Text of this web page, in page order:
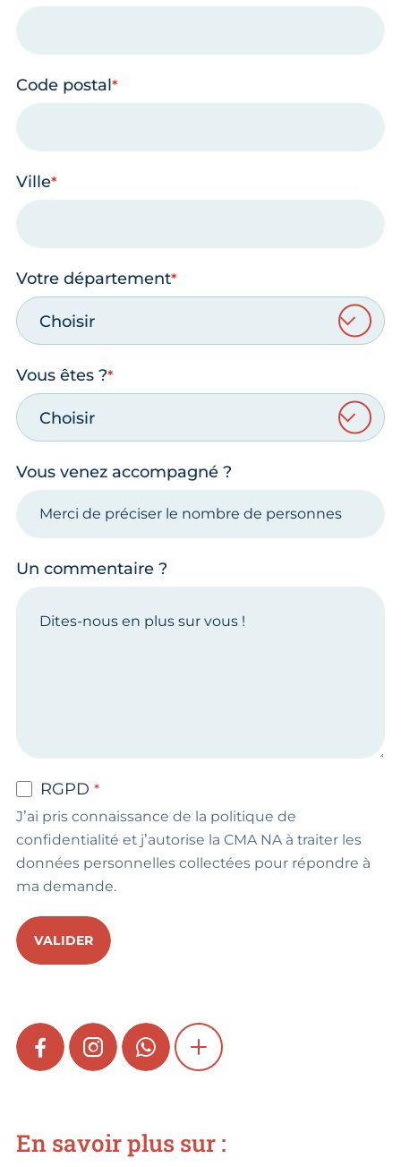
Code postal
Ville
Votre département
Choisir
Vous êtes ?
Choisir
Vous venez accompagné ?
Un commentaire ?
RGPD
J’ai pris connaissance de la politique de
confidentialité et j’autorise la CMA NA à traiter les
données personnelles collectées pour répondre à
ma demande.
VALIDER
FACEBOOKINSTAGRAMWHATSAPPSHOW MORE
En savoir plus sur :